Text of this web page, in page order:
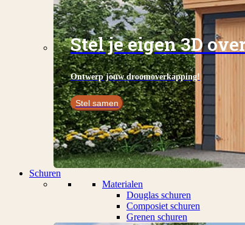
Stel je eigen 3D
Ontwerp jouw droomoverkapping!
Stel samen
Schuren
Materialen
Douglas schuren
Composiet schuren
Grenen schuren